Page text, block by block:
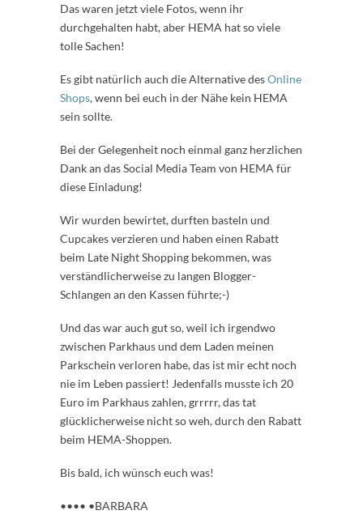
Das waren jetzt viele Fotos, wenn ihr
durchgehalten habt, aber HEMA hat so viele
tolle Sachen!
Es gibt natürlich auch die Alternative desOnline
Shops, wenn bei euch in der Nähe kein HEMA
sein sollte.
Bei der Gelegenheit noch einmal ganz herzlichen
Dank an das Social Media Team von HEMA für
diese Einladung!
Wir wurden bewirtet, durften basteln und
Cupcakes verzieren und haben einen Rabatt
beim Late Night Shopping bekommen, was
verständlicherweise zu langen Blogger-
Schlangen an den Kassen führte;-)
Und das war auch gut so, weil ich irgendwo
zwischen Parkhaus und dem Laden meinen
Parkschein verloren habe, das ist mir echt noch
nie im Leben passiert! Jedenfalls musste ich 20
Euro im Parkhaus zahlen, grrrrr, das tat
glücklicherweise nicht so weh, durch den Rabatt
beim HEMA-Shoppen.
Bis bald, ich wünsch euch was!
•••• •BARBARA